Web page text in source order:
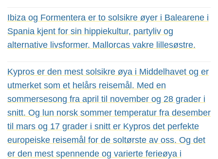
Ibiza og Formentera er to solsikre øyer i Balearene i
Spania kjent for sin hippiekultur, partyliv og
alternative livsformer. Mallorcas vakre lillesøstre.
Kypros er den mest solsikre øya i Middelhavet og er
utmerket som et helårs reisemål. Med en
sommersesong fra april til november og 28 grader i
snitt. Og lun norsk sommer temperatur fra desember
til mars og 17 grader i snitt er Kypros det perfekte
europeiske reisemål for de soltørste av oss. Og det
er den mest spennende og varierte ferieøya i